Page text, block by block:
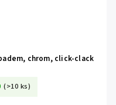
chrom, click-clack
(>10 ks)